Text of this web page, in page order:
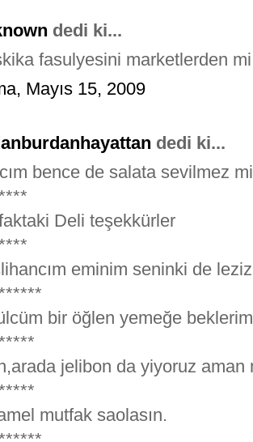
dedi ki...
fasulyesini marketlerden mi
Mayıs 15, 2009
dedi ki...
bence de salata sevilmez
Deli teşekkürler
eminim seninki de
bir öğlen yemeğe
jelibon da yiyoruz
mutfak saolasın.